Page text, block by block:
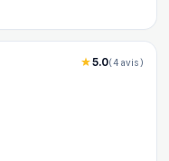
5.0(4 avis)